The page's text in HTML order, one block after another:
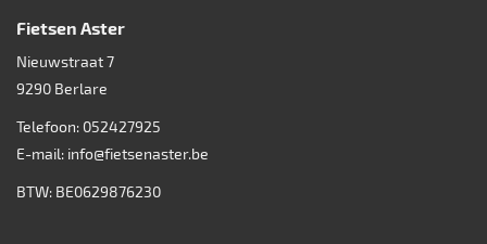
Fietsen Aster
Nieuwstraat 7
9290 Berlare
Telefoon: 052427925
E-mail: info@fietsenaster.be
BTW: BE0629876230